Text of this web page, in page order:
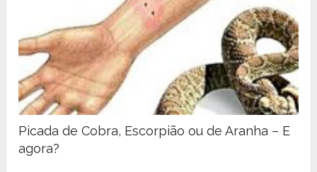
Picada de Cobra, Escorpião ou de Aranha – E
agora?